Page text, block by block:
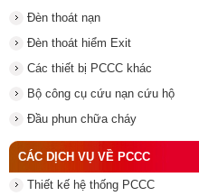
Đèn thoát nạn
Đèn thoát hiểm Exit
Các thiết bị PCCC khác
Bộ công cụ cứu nạn cứu hộ
Đầu phun chữa cháy
CÁC DỊCH VỤ VỀ PCCC
Thiết kế hệ thống PCCC